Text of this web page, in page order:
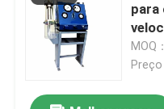
para
MOQ